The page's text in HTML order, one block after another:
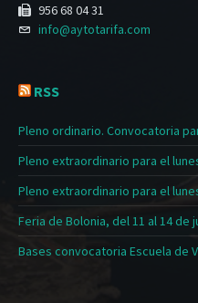
956 68 04 31
info@aytotarifa.com
RSS
Pleno ordinario. Convocatoria
Pleno extraordinario para el
Pleno extraordinario para el
Feria de Bolonia, del 11 al 14 de
Bases convocatoria Escuela de